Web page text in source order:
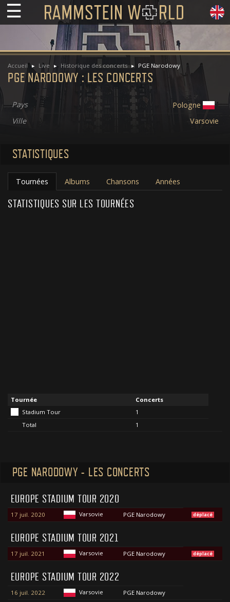
☰
Accueil Live Historique des concerts PGE Narodowy
PGE NARODOWY : LES CONCERTS
Pays
Pologne
Ville
Varsovie
STATISTIQUES
Tournées Albums Chansons Années
STATISTIQUES SUR LES TOURNÉES
Tournée
Concerts
Stadium Tour
1
Total
1
PGE NARODOWY - LES CONCERTS
EUROPE STADIUM TOUR 2020
17 juil. 2020 Varsovie PGE Narodowy déplacé
EUROPE STADIUM TOUR 2021
17 juil. 2021 Varsovie PGE Narodowy déplacé
EUROPE STADIUM TOUR 2022
16 juil. 2022 Varsovie PGE Narodowy